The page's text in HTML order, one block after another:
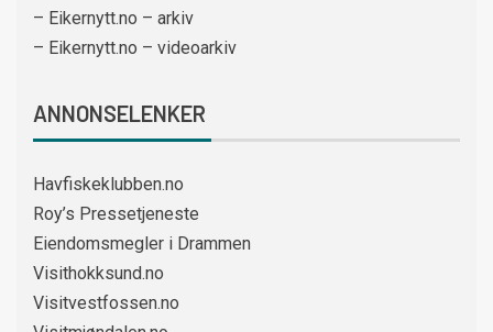
– Eikernytt.no – arkiv
– Eikernytt.no – videoarkiv
ANNONSELENKER
Havfiskeklubben.no
Roy’s Pressetjeneste
Eiendomsmegler i Drammen
Visithokksund.no
Visitvestfossen.no